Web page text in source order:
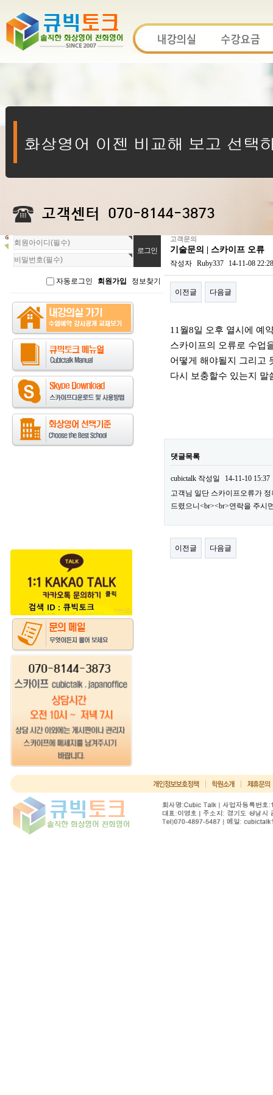
회
원
로
자동로그인 회원가입 정보찾기
고객문의
기술문의 | 스카이프 오류
작성자 Ruby337 14-11-08 22:28
이전글 다음글
11월8일 오후 열시에 예
스카이프의 오류로 수업
어떻게 해야될지 그리고
다시 보충할수 있는지 말
댓글목록
cubictalk 작성일
14-11-10 15:37
고객님 일단 스카이프오류가
드렸으니<br><br>연락을 주시
이전글 다음글